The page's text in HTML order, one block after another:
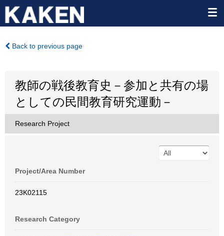
Back to previous page
教師の戦後教育史－参加と共有の場
としての民間教育研究運動－
Research Project
Project/Area Number
23K02115
Research Category